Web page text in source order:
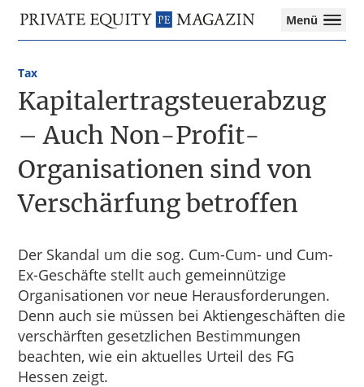
Hauptnavigation
Inhalt
Private
Equity
Das
für
die
Private
Equity-
Branche
–
Investment
Funds
I
Tax
Menü
Kapitalertragsteuerabzug
– Auch Non-Profit-
Organisationen sind von
Verschärfung betroffen
Der Skandal um die sog. Cum-Cum- und Cum-
Ex-Geschäfte stellt auch gemeinnützige
Organisationen vor neue Herausforderungen.
Denn auch sie müssen bei Aktiengeschäften die
verschärften gesetzlichen Bestimmungen
beachten, wie ein aktuelles Urteil des FG
Hessen zeigt.
Tax